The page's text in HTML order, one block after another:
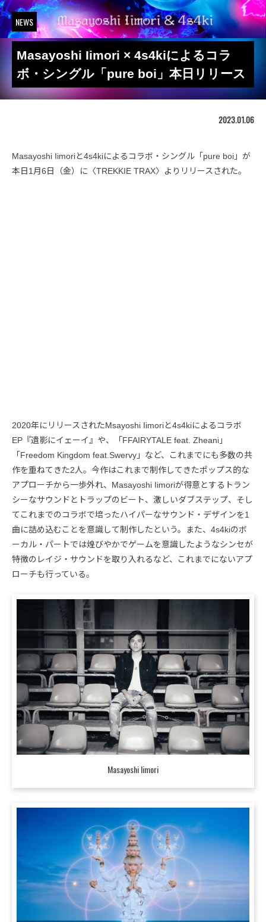
NEWS
Masayoshi Iimori × 4s4kiによるコラ
ボ・シングル「pure boi」本日リリース
2023.01.06
Masayoshi Iimoriと4s4kiによるコラボ・シングル「pure boi」が
本日1月6日（金）に〈TREKKIE TRAX〉よりリリースされた。
2020年にリリースされたMsayoshi Iimoriと4s4kiによるコラボ
EP『遺影にイェーイ』や、「FFAIRYTALE feat. Zheani」
「Freedom Kingdom feat.Swervy」など、これまでにも多数の共
作を重ねてきた2人。今作はこれまで制作してきたポップス的な
アプローチから一歩外れ、Masayoshi Iimoriが得意とするトラン
シーなサウンドとトラップのビート、激しいダブステップ、そし
てこれまでのコラボで培ったハイパーなサウンド・デザインを1
曲に詰め込むことを意識して制作したという。また、4s4kiのボ
ーカル・パートでは煌びやかでゲームを意識したようなシンセが
特徴のレイジ・サウンドを取り入れるなど、これまでにないアプ
ローチも行っている。
Masayoshi Iimori